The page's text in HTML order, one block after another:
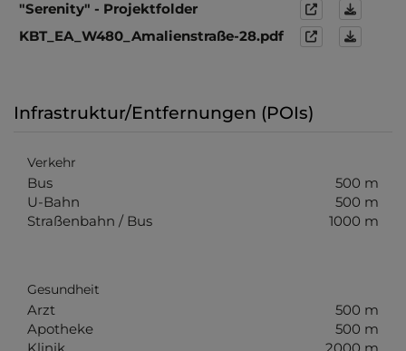
"Serenity" - Projektfolder
KBT_EA_W480_Amalienstraße-28.pdf
Infrastruktur/Entfernungen (POIs)
Verkehr
Bus
500 m
U-Bahn
500 m
Straßenbahn / Bus
1000 m
Gesundheit
Arzt
500 m
Apotheke
500 m